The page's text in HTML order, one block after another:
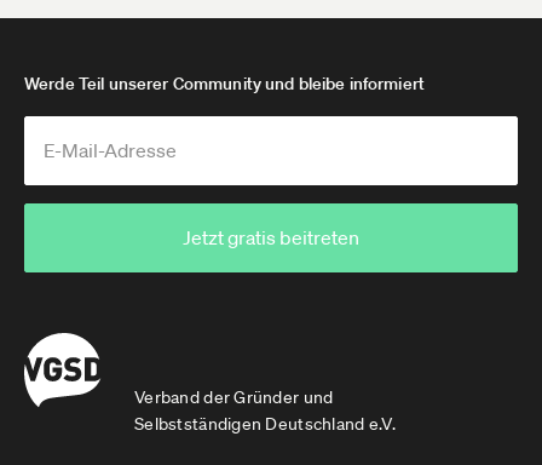
Verband der Gründer und
Selbstständigen Deutschland e.V.
Werde Teil unserer Community und bleibe informiert
Jetzt gratis beitreten